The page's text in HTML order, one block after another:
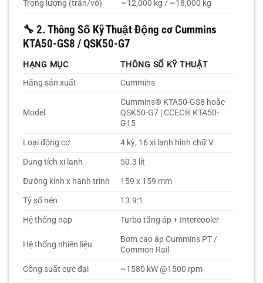
Trọng lượng (trần/vỏ)
~12,000 kg / ~18,000 kg
🔧 2. Thông Số Kỹ Thuật Động cơ Cummins
KTA50-GS8 / QSK50-G7
HẠNG MỤC
THÔNG SỐ KỸ THUẬT
Hãng sản xuất
Cummins
Model
Cummins® KTA50-GS8 hoặc
QSK50-G7 | CCEC® KTA50-
G15
Loại động cơ
4 kỳ, 16 xi lanh hình chữ V
Dung tích xi lanh
50.3 lít
Đường kính x hành trình
159 x 159 mm
Tỷ số nén
13.9:1
Hệ thống nạp
Turbo tăng áp + Intercooler
Hệ thống nhiên liệu
Bơm cao áp Cummins PT /
Common Rail
Công suất cực đại
~1580 kW @1500 rpm